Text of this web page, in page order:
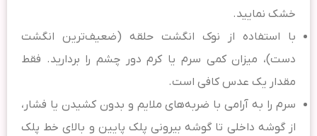
خشک نمایید.
با استفاده از نوک انگشت حلقه (ضعیف‌ترین انگشت
دست)، میزان کمی سرم یا کرم دور چشم را بردارید. فقط
مقدار یک عدس کافی است.
سرم را به آرامی با ضربه‌های ملایم و بدون کشیدن یا فشار،
از گوشه داخلی تا گوشه بیرونی پلک پایین و بالای خط پلک